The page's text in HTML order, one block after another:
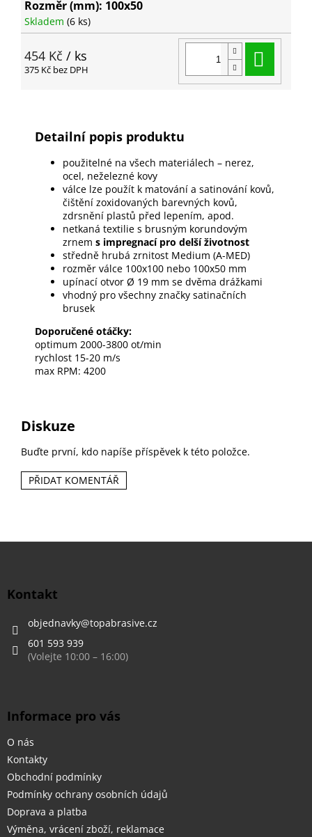
Rozměr (mm): 100x50
Skladem (6 ks)
454 Kč / ks
375 Kč bez DPH
Detailní popis produktu
použitelné na všech materiálech – nerez,
ocel, neželezné kovy
válce lze použít k matování a satinování kovů,
čištění zoxidovaných barevných kovů,
zdrsnění plastů před lepením, apod.
netkaná textilie s brusným korundovým
zrnem s impregnací pro delší životnost
středně hrubá zrnitost Medium (A-MED)
rozměr válce 100x100 nebo 100x50 mm
upínací otvor Ø 19 mm se dvěma drážkami
vhodný pro všechny značky satinačních
brusek
Doporučené otáčky:
optimum 2000-3800 ot/min
rychlost 15-20 m/s
max RPM: 4200
Diskuze
Buďte první, kdo napíše příspěvek k této položce.
PŘIDAT KOMENTÁŘ
Z
Kontakt
objednavky@topabrasive.cz
601 593 939
Informace pro vás
O nás
Kontakty
Obchodní podmínky
Podmínky ochrany osobních údajů
Doprava a platba
Výměna, vrácení zboží, reklamace